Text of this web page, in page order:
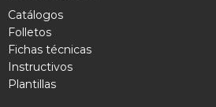
Catálogos
Folletos
Fichas técnicas
Instructivos
Plantillas